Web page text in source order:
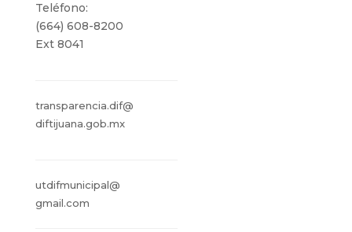
Teléfono:
(664) 608-8200
Ext 8041
transparencia.dif@
diftijuana.gob.mx
utdifmunicipal@
gmail.com